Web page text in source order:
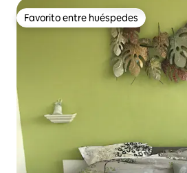
Favorito entre huéspedes
Favorito entre huéspedes